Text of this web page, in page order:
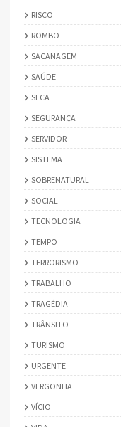
RISCO
ROMBO
SACANAGEM
SAÚDE
SECA
SEGURANÇA
SERVIDOR
SISTEMA
SOBRENATURAL
SOCIAL
TECNOLOGIA
TEMPO
TERRORISMO
TRABALHO
TRAGÉDIA
TRÂNSITO
TURISMO
URGENTE
VERGONHA
VÍCIO